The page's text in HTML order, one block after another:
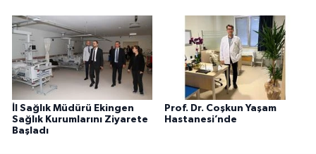
İl Sağlık Müdürü Ekingen
Sağlık Kurumlarını Ziyarete
Başladı
Prof. Dr. Coşkun Yaşam
Hastanesi’nde